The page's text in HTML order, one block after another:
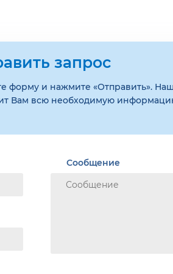
запрос
форму и нажмите «Отправить».
Вам всю необходимую
Сообщение